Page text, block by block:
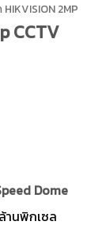
2MP
CCTV
Dome
านพิกเซล